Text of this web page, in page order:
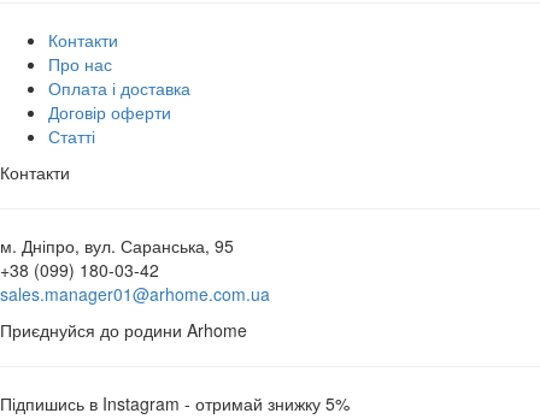
Контакти
Про нас
Оплата і доставка
Договір оферти
Статті
Контакти
м. Дніпро, вул. Саранська, 95
+38 (099) 180-03-42
sales.manager01@arhome.com.ua
Приєднуйся до родини Arhome
Підпишись в Instagram - отримай знижку 5%